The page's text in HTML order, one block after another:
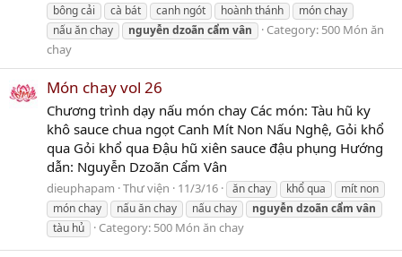
bông cải
cà bát canh ngót hoành thánh
món chay
nấu ăn chay
nguyễn dzoãn cẩm vân Category: 500 Món ăn
chay
Món chay vol 26
Chương trình dạy nấu món chay Các món: Tàu hũ ky
khô sauce chua ngọt Canh Mít Non Nấu Nghệ, Gỏi khổ
qua Gỏi khổ qua Đậu hũ xiên sauce đậu phụng Hướng
dẫn: Nguyễn Dzoãn Cẩm Vân
dieuphapam Thư viện 11/3/16 ăn chay khổ qua
mít non
món chay
nấu ăn chay nấu chay nguyễn dzoãn cẩm vân
tàu hủ
Category: 500 Món ăn chay